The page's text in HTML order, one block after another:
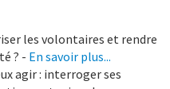
les volontaires et rendre
? - En savoir plus...
agir : interroger ses